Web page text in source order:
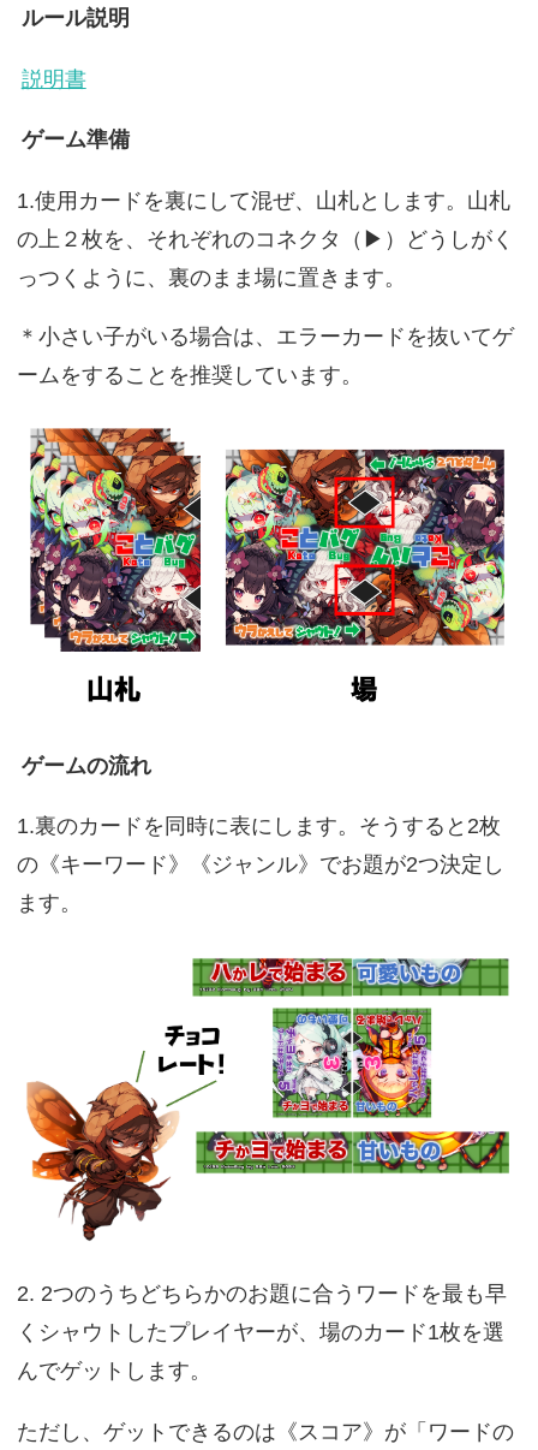
ルール説明
説明書
ゲーム準備
1.使用カードを裏にして混ぜ、山札とします。山札
の上２枚を、それぞれのコネクタ（▶）どうしがく
っつくように、裏のまま場に置きます。
＊小さい子がいる場合は、エラーカードを抜いてゲ
ームをすることを推奨しています。
ゲームの流れ
1.裏のカードを同時に表にします。そうすると2枚
の《キーワード》《ジャンル》でお題が2つ決定し
ます。
2. 2つのうちどちらかのお題に合うワードを最も早
くシャウトしたプレイヤーが、場のカード1枚を選
んでゲットします。
ただし、ゲットできるのは《スコア》が「ワードの